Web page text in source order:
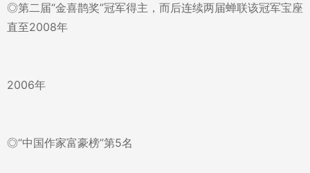
◎第二届“金喜鹊奖”冠军得主，而后连续两届蝉联该冠军宝座
直至2008年
2006年
◎“中国作家富豪榜”第5名